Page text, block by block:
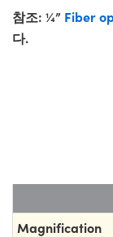
참조: ¼” Fiber
다.
Magnification